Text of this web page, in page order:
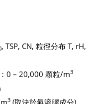
, TSP, CN, 粒徑分布 T, rH,
0 – 20,000 顆粒/m3
3 (取決於氣溶膠成分)